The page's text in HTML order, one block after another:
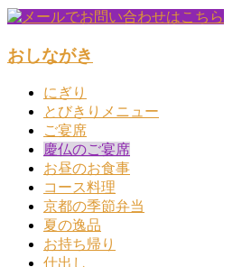
おしながき
にぎり
とびきりメニュー
ご宴席
慶仏のご宴席
お昼のお食事
コース料理
京都の季節弁当
夏の逸品
お持ち帰り
仕出し